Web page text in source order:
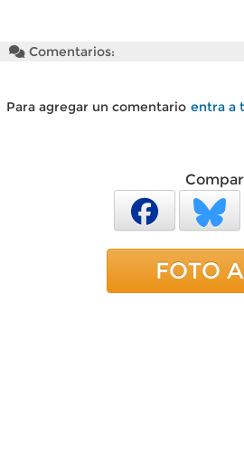
Comentarios:
Para agregar un comentario entra a
FOTO